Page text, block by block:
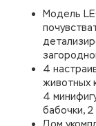
Модель
4
животных
4
бабочки, 2